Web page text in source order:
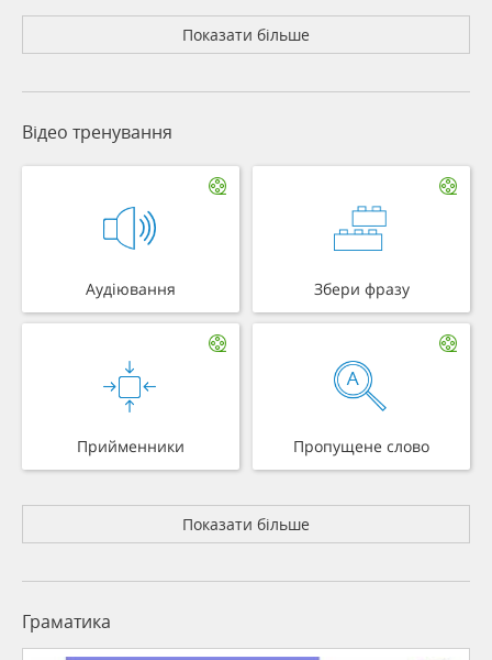
Показати більше
Відео тренування
Аудіювання Збери фразу
Прийменники Пропущене слово
Показати більше
Граматика